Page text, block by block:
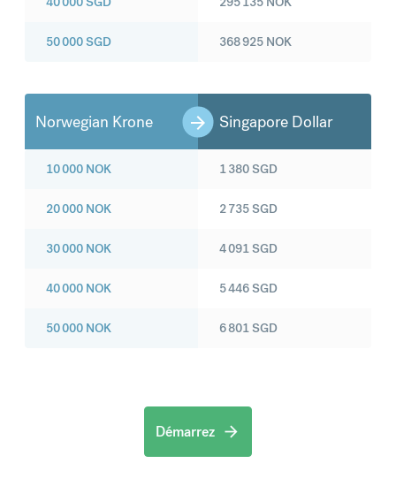
50 000SGD 368 925 NOK
Norwegian Krone Singapore Dollar
10 000 NOK
20 000 NOK
30 000 NOK
40 000 NOK
50 000 NOK
1 380SGD
2 735SGD
4 091SGD
5 446SGD
6 801SGD
Démarrez